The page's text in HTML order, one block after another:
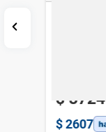
$ 3724
$ 2607